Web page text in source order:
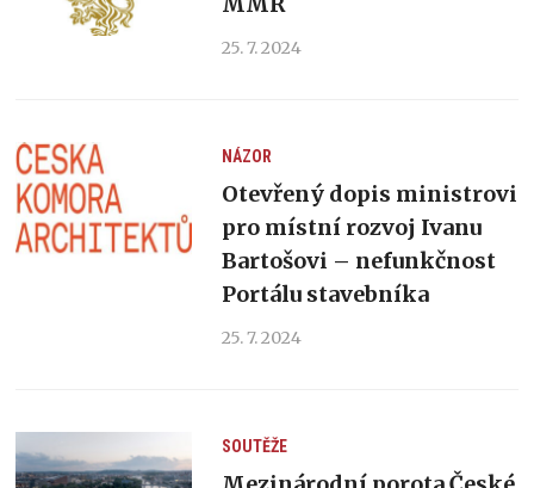
25. 7. 2024
NÁZOR
Otevřený dopis ministrovi
pro místní rozvoj Ivanu
Bartošovi – nefunkčnost
Portálu stavebníka
25. 7. 2024
SOUTĚŽE